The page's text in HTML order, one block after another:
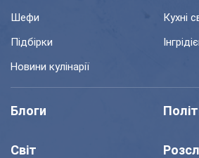
Шефи
Кухні
Підбірки
Новини кулінарії
Блоги
Світ